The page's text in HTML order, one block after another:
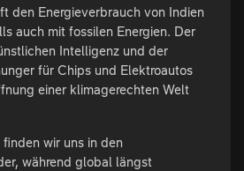
den Energieverbrauch von Indien
auch mit fossilen Energien. Der
Intelligenz und der
für Chips und Elektroautos
einer klimagerechten Welt
wir uns in den
während global längst